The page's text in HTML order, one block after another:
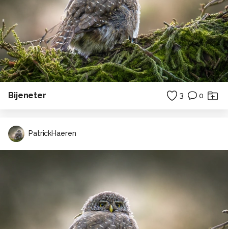
Bijeneter 3 0
PatrickHaeren